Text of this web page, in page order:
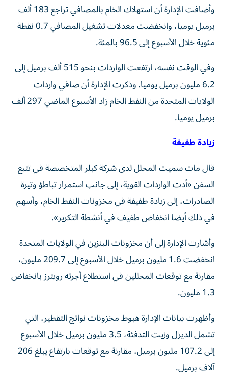
وأضافت الإدارة أن استهلاك الخام بالمصافي تراجع 183 ألف
برميل يوميا، وانخفضت معدلات تشغيل المصافي 0.7 نقطة
مئوية خلال الأسبوع إلى ​96.5 بالمئة.
وفي الوقت نفسه، ارتفعت الواردات بنحو 515 ألف برميل ‌إلى
6.2 مليون برميل يوميا. وذكرت الإدارة أن صافي واردات
الولايات المتحدة من النفط الخام زاد الأسبوع الماضي 297 ألف
برميل يوميا.
زيادة طفيفة ⁠
قال مات سميث المحلل لدى شركة كبلر المتخصصة في تتبع
السفن «أدت الواردات القوية، إلى جانب استمرار تباطؤ وتيرة
الصادرات، إلى زيادة طفيفة في مخزونات ​النفط الخام، ‌وأسهم
في ذلك أيضا انخفاض طفيف في أنشطة التكرير».
وأشارت الإدارة إلى أن ‌مخزونات البنزين في الولايات المتحدة
انخفضت 1.6 مليون برميل خلال الأسبوع إلى 209.7 مليون،
مقارنة مع توقعات المحللين في استطلاع ⁠أجرته رويترز بانخفاض
1.3 مليون.
وأظهرت بيانات الإدارة هبوط مخزونات ​نواتج التقطير، التي
تشمل الديزل وزيت التدفئة، 3.5 مليون برميل خلال الأسبوع
إلى 107.2 مليون برميل، مقارنة مع توقعات بارتفاع يبلغ 206
⁠آلاف برميل.